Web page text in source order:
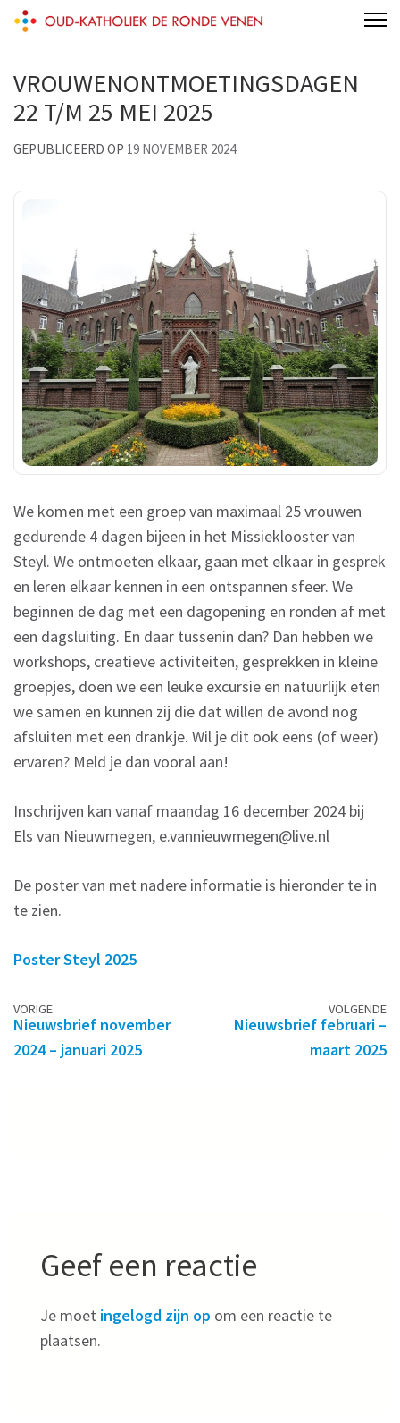
Skip
(Press
Enter)
Oud-Katholiek De Ronde Venen
VROUWENONTMOETINGSDAGEN
22 T/M 25 MEI 2025
GEPUBLICEERD OP 19 NOVEMBER 2024
We komen met een groep van maximaal 25 vrouwen
gedurende 4 dagen bijeen in het Missieklooster van
Steyl. We ontmoeten elkaar, gaan met elkaar in gesprek
en leren elkaar kennen in een ontspannen sfeer. We
beginnen de dag met een dagopening en ronden af met
een dagsluiting. En daar tussenin dan? Dan hebben we
workshops, creatieve activiteiten, gesprekken in kleine
groepjes, doen we een leuke excursie en natuurlijk eten
we samen en kunnen zij die dat willen de avond nog
afsluiten met een drankje. Wil je dit ook eens (of weer)
ervaren? Meld je dan vooral aan!
Inschrijven kan vanaf maandag 16 december 2024 bij
Els van Nieuwmegen, e.vannieuwmegen@live.nl
De poster van met nadere informatie is hieronder te in
te zien.
Poster Steyl 2025
Berichtennavigatie
VORIGE
Nieuwsbrief november
2024 – januari 2025
VOLGENDE
Nieuwsbrief februari –
maart 2025
Geef een reactie
Je moet ingelogd zijn op om een reactie te
plaatsen.